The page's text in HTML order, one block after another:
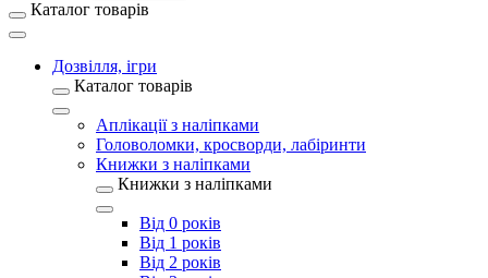
Каталог товарів
Дозвілля, ігри
Каталог товарів
Аплікації з наліпками
Головоломки, кросворди, лабіринти
Книжки з наліпками
Книжки з наліпками
Від 0 років
Від 1 років
Від 2 років